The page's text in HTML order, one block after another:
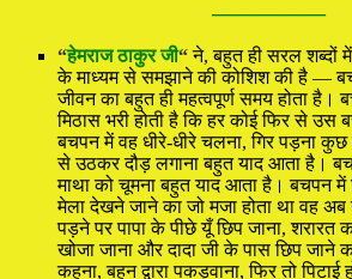
—————
“हेमराज ठाकुर जी“ने, बहुत ही सरल शब्दों
के माध्यम से समझाने की कोशिश की है —
जीवन का बहुत ही महत्वपूर्ण समय होता
मिठास भरी होती है कि हर कोई फिर से उस
बचपन में वह धीरे-धीरे चलना, गिर पड़ना
से उठकर दौड़ लगाना बहुत याद आता है।
माथा को चूमना बहुत याद आता है। बचपन
मेला देखने जाने का जो मजा होता था वह
पड़ने पर पापा के पीछे यूँ छिप जाना, शरारत
खोजा जाना और दादा जी के पास छिप जाने
कहना, बहन द्वारा पकड़वाना, फिर तो